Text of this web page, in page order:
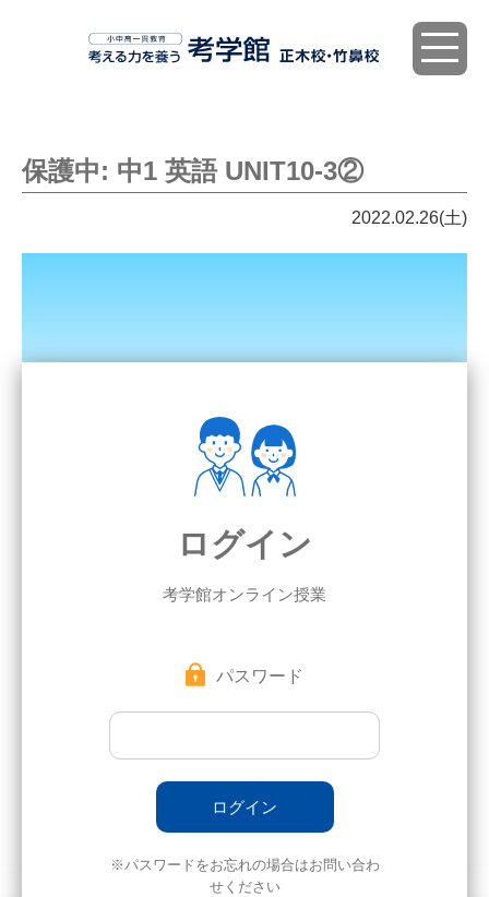
toggle
保護中: 中1 英語 UNIT10-3②
2022.02.26(土)
ログイン
考学館オンライン授業
パスワード
※パスワードをお忘れの場合はお問い合わ
せください